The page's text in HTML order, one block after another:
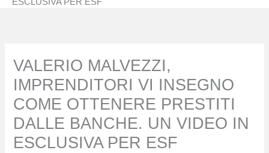
VALERIO MALVEZZI,
IMPRENDITORI VI INSEGNO
COME OTTENERE PRESTITI
DALLE BANCHE. UN VIDEO IN
ESCLUSIVA PER ESF